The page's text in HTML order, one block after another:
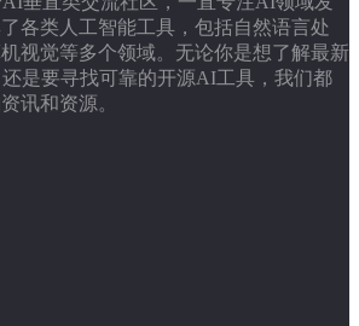
各类人工智能工具，包括自然语言处
视觉等多个领域。无论你是想了解最新
是要寻找可靠的开源AI工具，我们都
讯和资源。